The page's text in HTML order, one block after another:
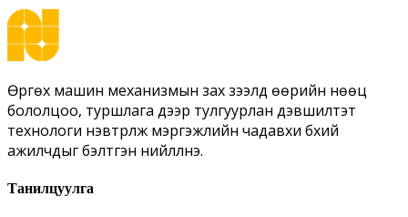
Өргөх машин механизмын зах зээлд өөрийн нөөц
бололцоо, туршлага дээр тулгуурлан дэвшилтэт
технологи нэвтрүүлж мэргэжлийн чадавхи бүхий
ажилчдыг бэлтгэн нийлүүлнэ.
Танилцуулга